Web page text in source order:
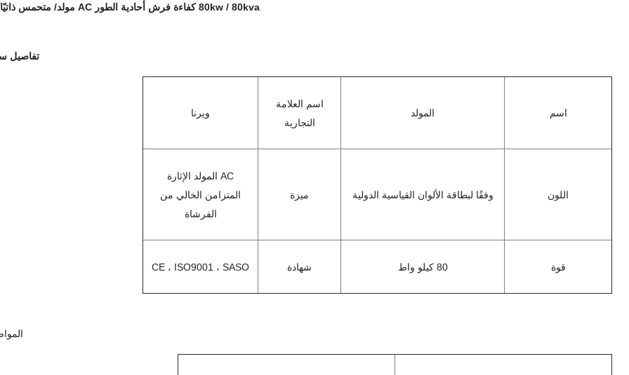
80kw / 80kva كفاءة فرش أحادية الطور AC مولد / متحمس ذاتيًا
تفاصيل
اسم المولد
اسم العلامة
التجارية
ويرنا
اللون وفقًا لبطاقة الألوان القياسية الدولية ميزة
AC المولد الإثارة
المتزامن الخالي من
الفرشاة
قوة 80 كيلو واط شهادة CE ، ISO9001 ، SASO